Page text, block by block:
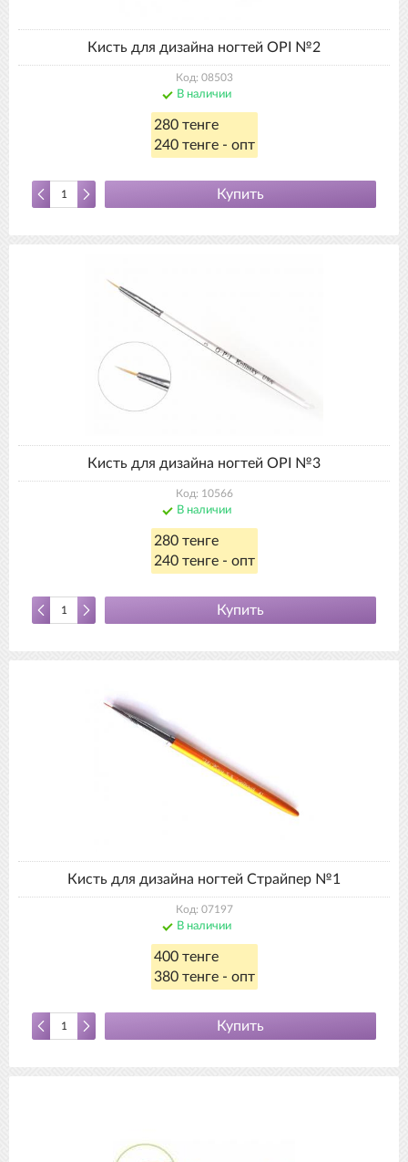
Кисть для дизайна ногтей OPI №2
Код: 08503
В наличии
280 тенге
240 тенге - опт
Купить
Кисть для дизайна ногтей OPI №3
Код: 10566
В наличии
280 тенге
240 тенге - опт
Купить
Кисть для дизайна ногтей Страйпер №1
Код: 07197
В наличии
400 тенге
380 тенге - опт
Купить